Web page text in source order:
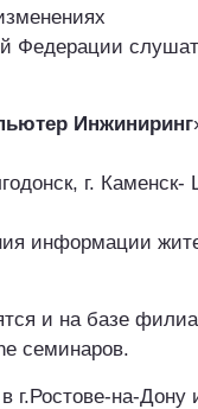
Федерации
Инжиниринг
г. Каменск-
информации
и на базе
семинаров.
г.Ростове-на-Дону